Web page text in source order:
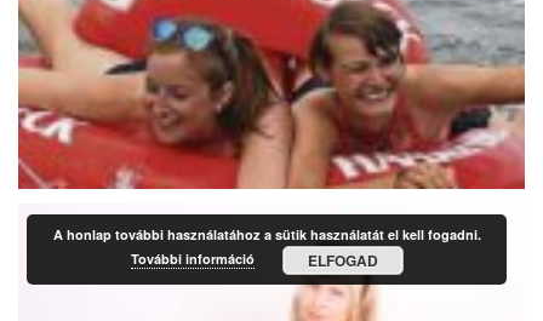
A honlap további használatához a sütik használatát el kell fogadni.
További információ
ELFOGAD